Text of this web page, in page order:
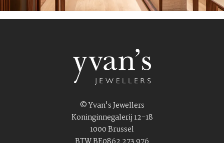
© Yvan's Jewellers
Koninginnegalerij 12-18
1000 Brussel